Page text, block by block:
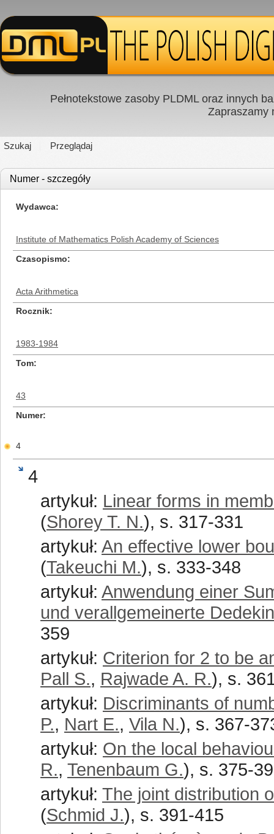
Pełnotekstowe zasoby PLDML oraz innych
Zapraszamy
Szukaj Przeglądaj
Numer - szczegóły
Wydawca
Institute of Mathematics Polish Academy of Sciences
Czasopismo
Acta Arithmetica
Rocznik
1983-1984
Tom
43
Numer
4
4
artykuł: Linear forms in
(Shorey T. N.), s. 317-331
artykuł: An effective lower
(Takeuchi M.), s. 333-348
artykuł: Anwendung einer
und verallgemeinerte
359
artykuł: Criterion for 2 to be
Pall S., Rajwade A. R.), s.
artykuł: Discriminants of
P., Nart E., Vila N.), s. 367-
artykuł: On the local
R., Tenenbaum G.), s. 375-
artykuł: The joint distribution
(Schmid J.), s. 391-415